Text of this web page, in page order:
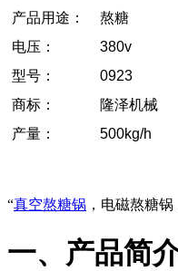
产品用途：
熬糖
电压：
380v
型号：
0923
商标：
隆泽机械
产量：
500kg/h
“真空熬糖锅 ，电磁熬糖
一、产品简